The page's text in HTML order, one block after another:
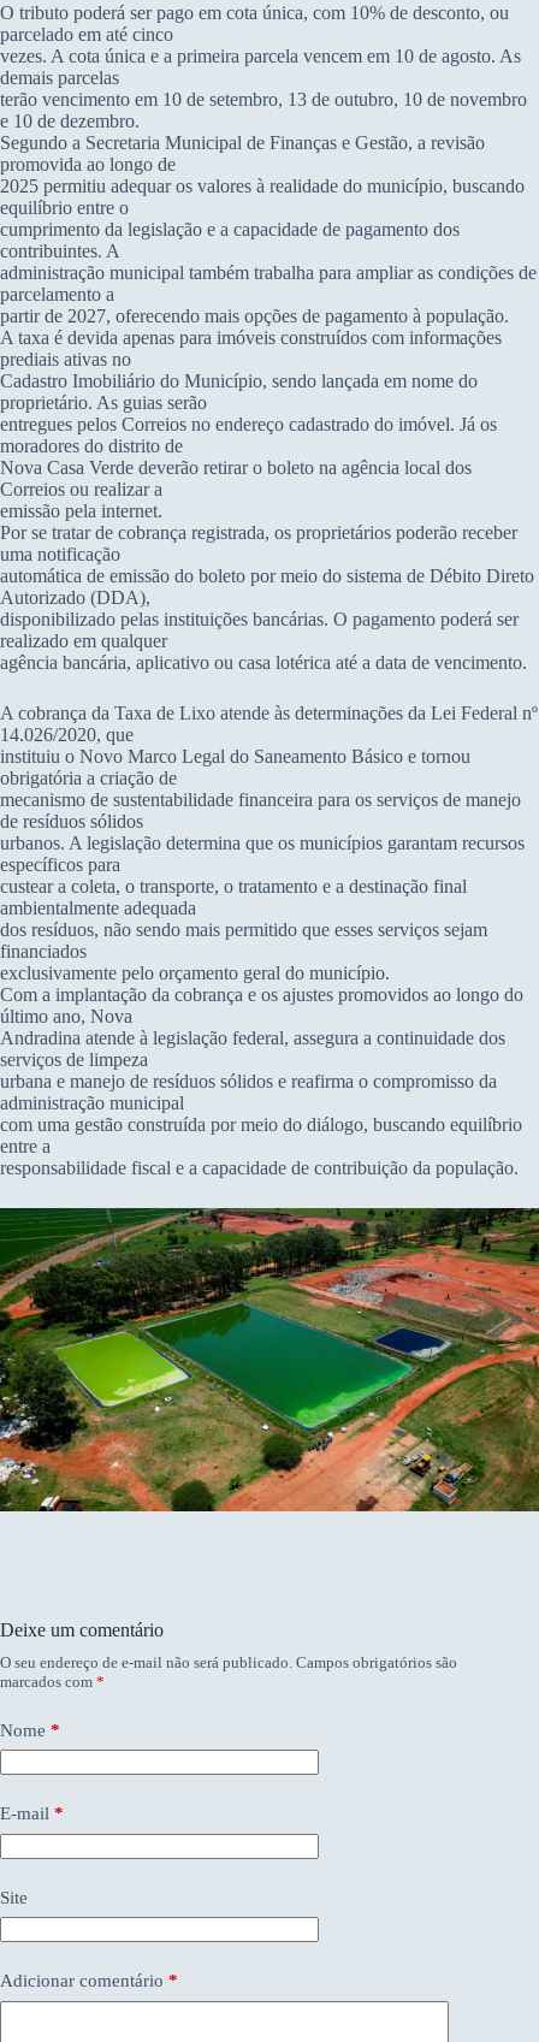
O tributo poderá ser pago em cota única, com 10% de desconto, ou
parcelado em até cinco
vezes. A cota única e a primeira parcela vencem em 10 de agosto. As
demais parcelas
terão vencimento em 10 de setembro, 13 de outubro, 10 de novembro
e 10 de dezembro.
Segundo a Secretaria Municipal de Finanças e Gestão, a revisão
promovida ao longo de
2025 permitiu adequar os valores à realidade do município, buscando
equilíbrio entre o
cumprimento da legislação e a capacidade de pagamento dos
contribuintes. A
administração municipal também trabalha para ampliar as condições de
parcelamento a
partir de 2027, oferecendo mais opções de pagamento à população.
A taxa é devida apenas para imóveis construídos com informações
prediais ativas no
Cadastro Imobiliário do Município, sendo lançada em nome do
proprietário. As guias serão
entregues pelos Correios no endereço cadastrado do imóvel. Já os
moradores do distrito de
Nova Casa Verde deverão retirar o boleto na agência local dos
Correios ou realizar a
emissão pela internet.
Por se tratar de cobrança registrada, os proprietários poderão receber
uma notificação
automática de emissão do boleto por meio do sistema de Débito Direto
Autorizado (DDA),
disponibilizado pelas instituições bancárias. O pagamento poderá ser
realizado em qualquer
agência bancária, aplicativo ou casa lotérica até a data de vencimento.
A cobrança da Taxa de Lixo atende às determinações da Lei Federal nº
14.026/2020, que
instituiu o Novo Marco Legal do Saneamento Básico e tornou
obrigatória a criação de
mecanismo de sustentabilidade financeira para os serviços de manejo
de resíduos sólidos
urbanos. A legislação determina que os municípios garantam recursos
específicos para
custear a coleta, o transporte, o tratamento e a destinação final
ambientalmente adequada
dos resíduos, não sendo mais permitido que esses serviços sejam
financiados
exclusivamente pelo orçamento geral do município.
Com a implantação da cobrança e os ajustes promovidos ao longo do
último ano, Nova
Andradina atende à legislação federal, assegura a continuidade dos
serviços de limpeza
urbana e manejo de resíduos sólidos e reafirma o compromisso da
administração municipal
com uma gestão construída por meio do diálogo, buscando equilíbrio
entre a
responsabilidade fiscal e a capacidade de contribuição da população.
Deixe um comentário
O seu endereço de e-mail não será publicado. Campos obrigatórios são
marcados com *
Nome *
E-mail *
Site
Adicionar comentário *